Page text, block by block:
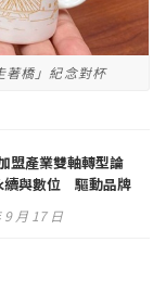
著橋」紀念對杯
盟產業雙軸轉型論
續與數位 驅動品牌
9 月 17 日